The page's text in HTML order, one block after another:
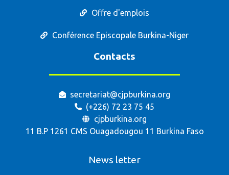
Offre d'emplois
Conférence Episcopale Burkina-Niger
Contacts
secretariat@cjpburkina.org
(+226) 72 23 75 45
cjpburkina.org
11 B.P 1261 CMS Ouagadougou 11 Burkina Faso
News letter